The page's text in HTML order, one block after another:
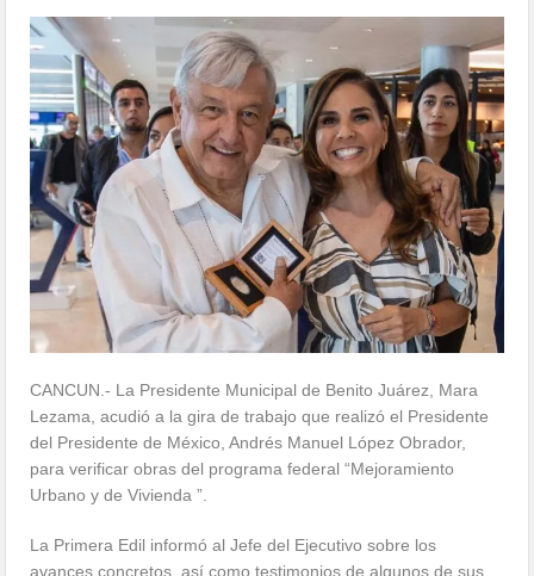
CANCUN.- La Presidente Municipal de Benito Juárez, Mara
Lezama, acudió a la gira de trabajo que realizó el Presidente
del Presidente de México, Andrés Manuel López Obrador,
para verificar obras del programa federal “Mejoramiento
Urbano y de Vivienda ”.
La Primera Edil informó al Jefe del Ejecutivo sobre los
avances concretos, así como testimonios de algunos de sus